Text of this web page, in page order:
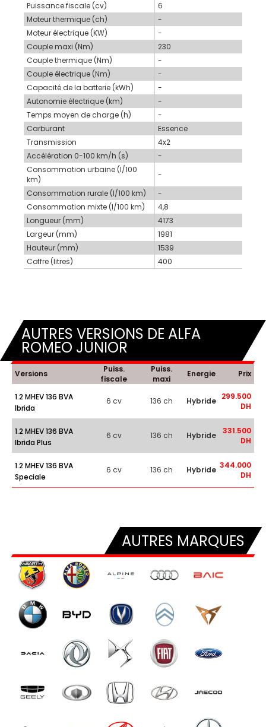
Puissance fiscale (cv)
6
Moteur thermique (ch)
-
Moteur électrique (KW)
-
Couple maxi (Nm)
230
Couple thermique (Nm)
-
Couple électrique (Nm)
-
Capacité de la batterie (kWh)
-
Autonomie électrique (km)
-
Temps moyen de charge (h)
-
Carburant
Essence
Transmission
4x2
Accélération 0-100 km/h (s)
-
Consommation urbaine (l/100
km)
-
Consommation rurale (l/100 km)
-
Consommation mixte (l/100 km)
4,8
Longueur (mm)
4173
Largeur (mm)
1981
Hauteur (mm)
1539
Coffre (litres)
400
AUTRES VERSIONS DE ALFA
ROMEO JUNIOR
Versions
Puiss.
fiscale
Puiss.
maxi
Energie Prix
1.2 MHEV 136 BVA
Ibrida
6 cv 136 ch Hybride 299.500
DH
1.2 MHEV 136 BVA
Ibrida Plus
6 cv 136 ch Hybride
331.500
DH
1.2 MHEV 136 BVA
Speciale
6 cv 136 ch Hybride 344.000
DH
AUTRES MARQUES